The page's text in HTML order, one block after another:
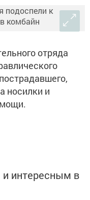
отряда
носилки и
интересным в